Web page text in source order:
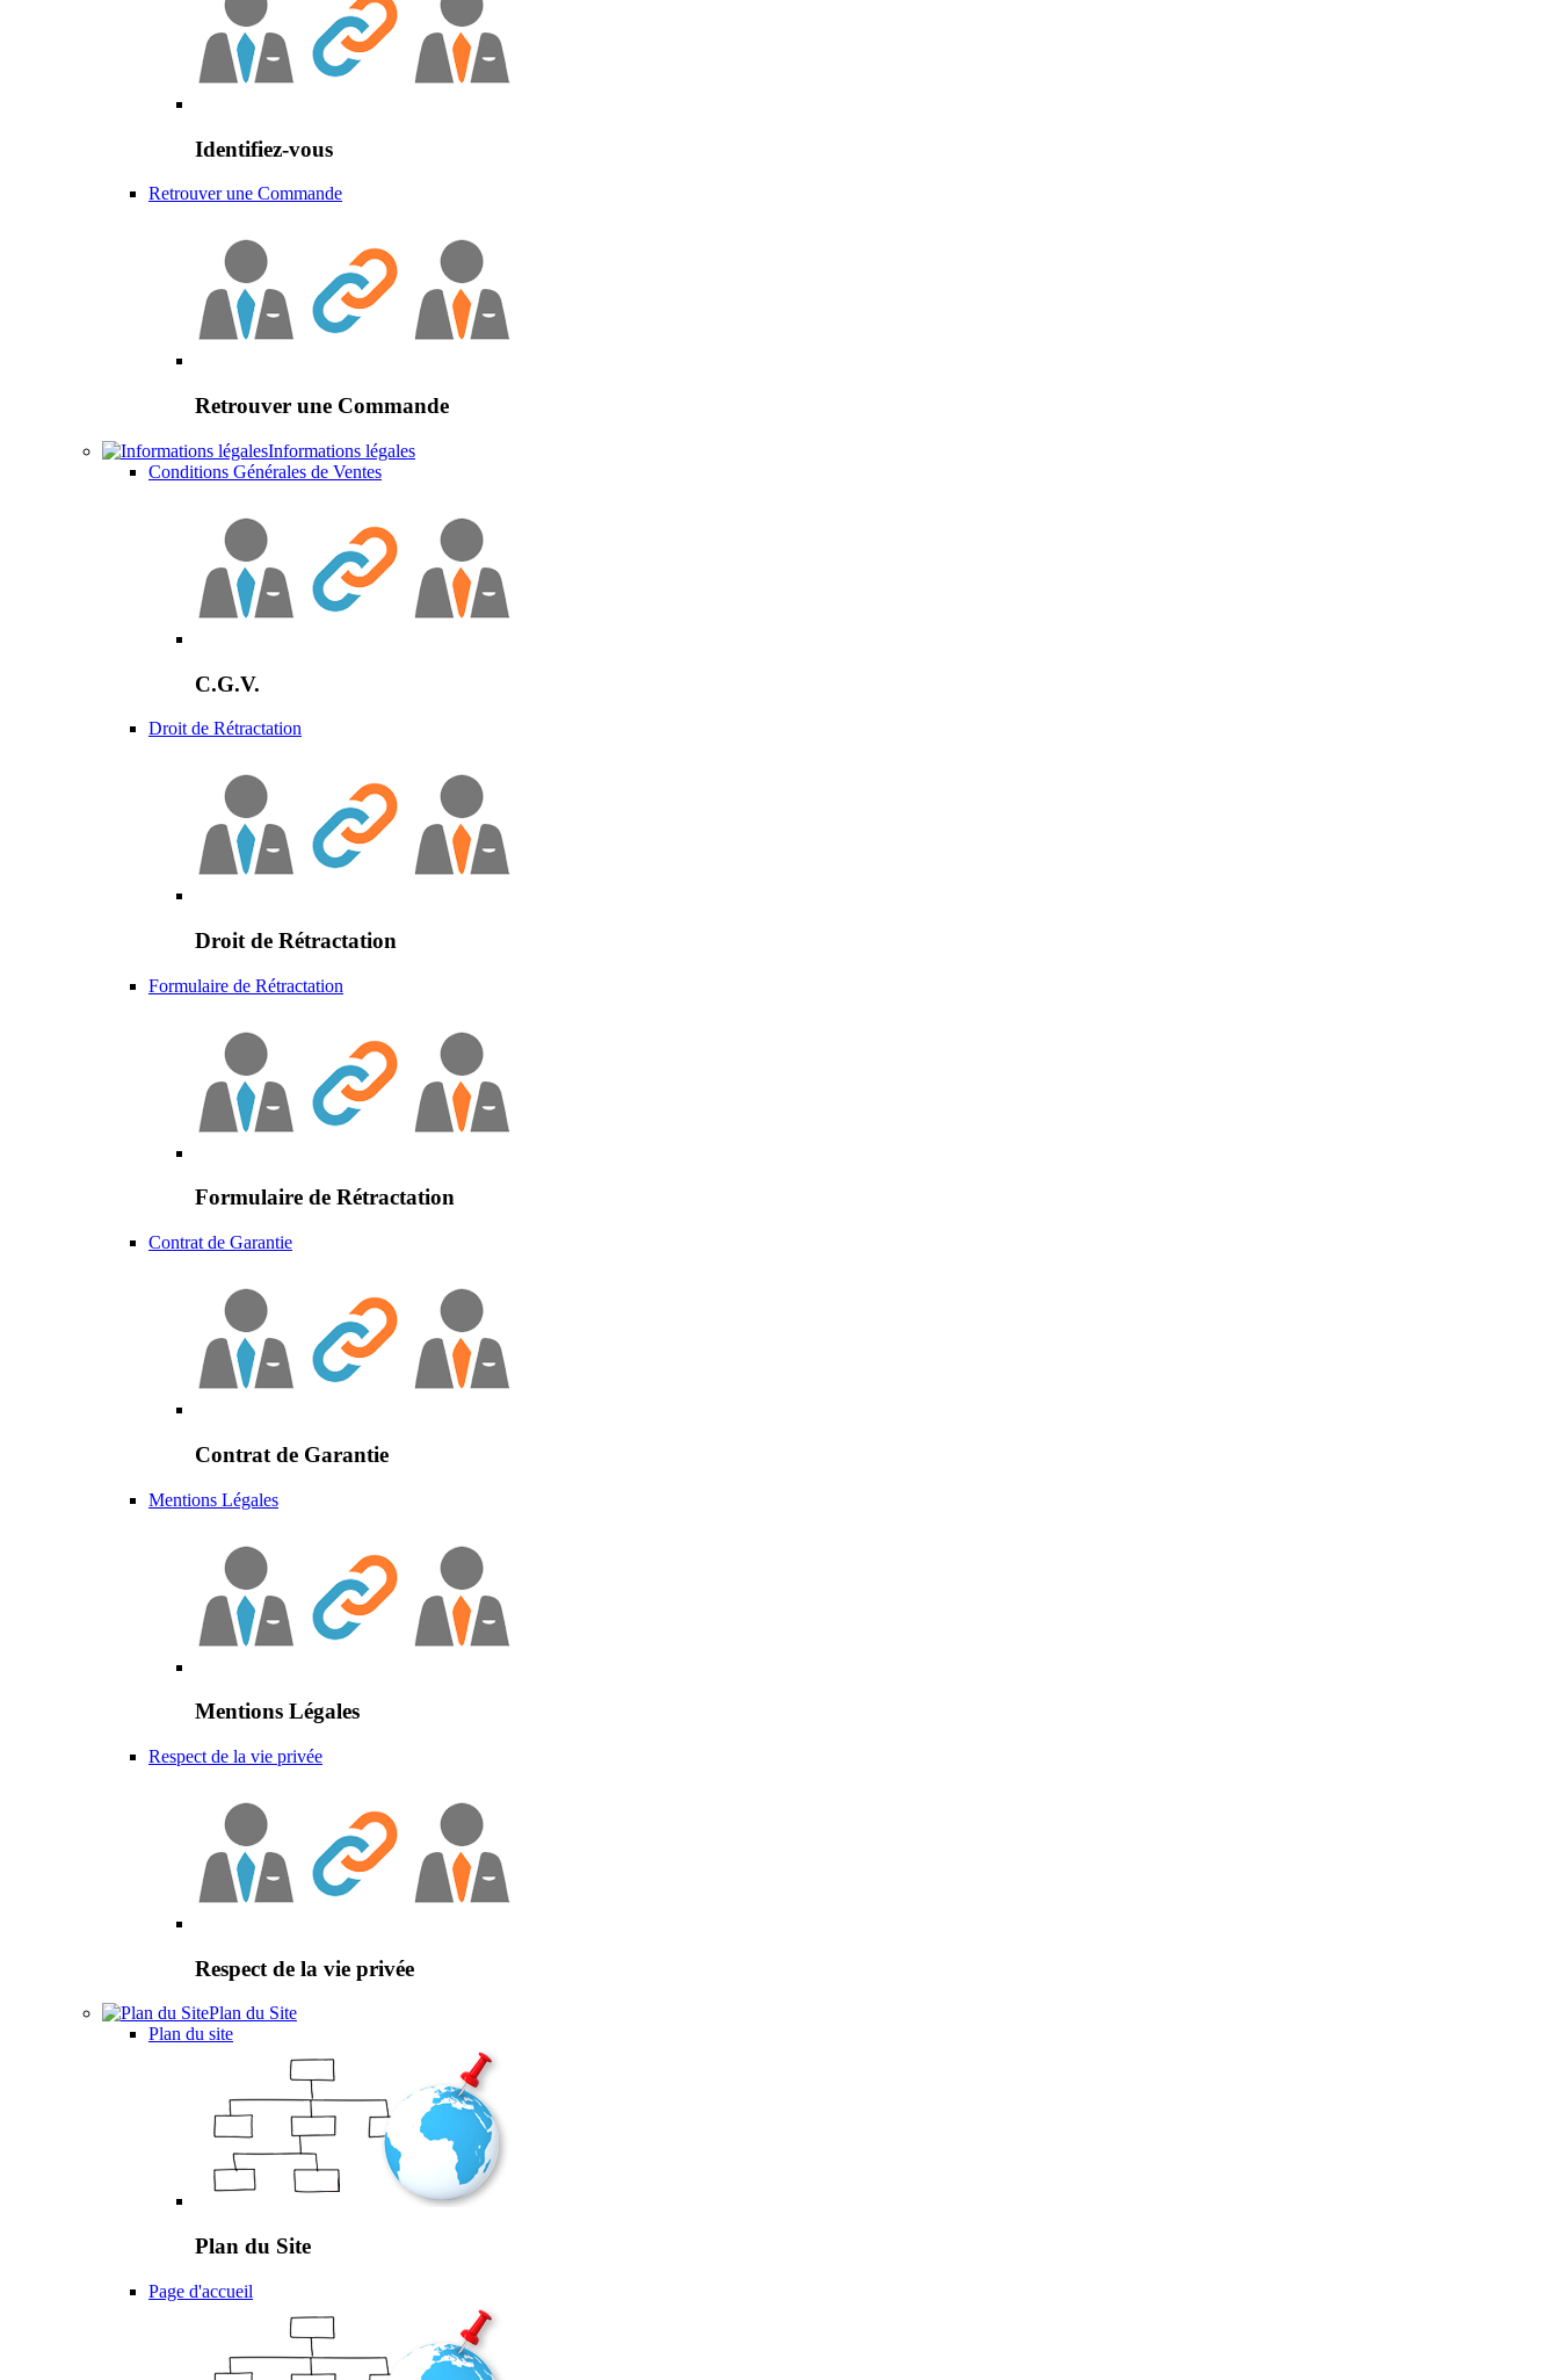
Identifiez-vous
Retrouver une Commande
Retrouver une Commande
Informations légales
Conditions Générales de Ventes
C.G.V.
Droit de Rétractation
Droit de Rétractation
Formulaire de Rétractation
Formulaire de Rétractation
Contrat de Garantie
Contrat de Garantie
Mentions Légales
Mentions Légales
Respect de la vie privée
Respect de la vie privée
Plan du Site
Plan du site
Plan du Site
Page d'accueil